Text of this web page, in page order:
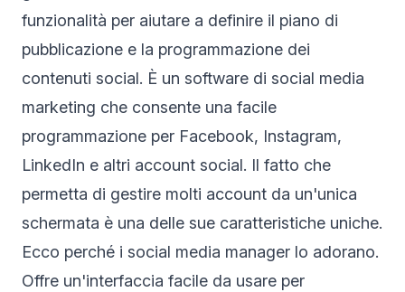
funzionalità per aiutare a definire il piano di
pubblicazione e la programmazione dei
contenuti social. È un software di social media
marketing che consente una facile
programmazione per Facebook, Instagram,
LinkedIn e altri account social. Il fatto che
permetta di gestire molti account da un'unica
schermata è una delle sue caratteristiche uniche.
Ecco perché i social media manager lo adorano.
Offre un'interfaccia facile da usare per